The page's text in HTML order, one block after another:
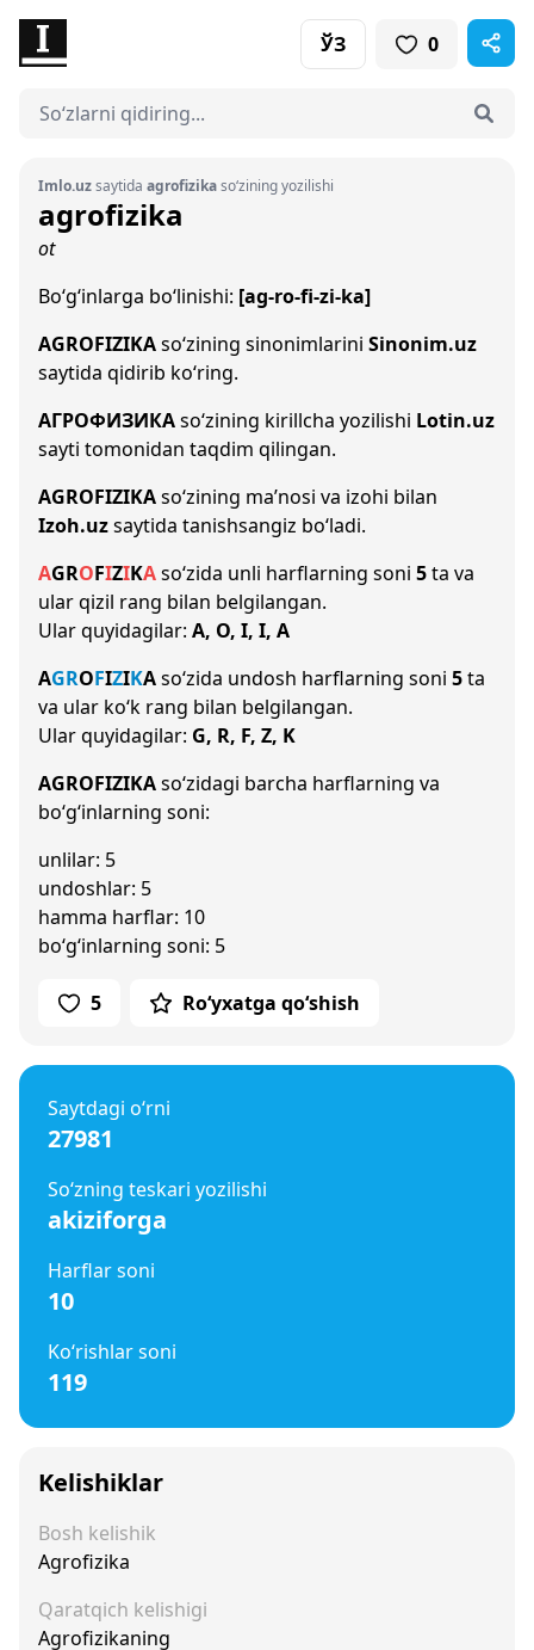
ЎЗ 0
Imlo.uzsaytida agrofizikaso‘zining yozilishi
agrofizika
ot
Bo‘g‘inlarga bo‘linishi: [ag-ro-fi-zi-ka]
AGROFIZIKAso‘zining sinonimlarini Sinonim.uz
saytida qidirib ko‘ring.
АГРОФИЗИКАso‘zining kirillcha yozilishi Lotin.uz
sayti tomonidan taqdim qilingan.
AGROFIZIKAso‘zining ma’nosi va izohi bilan
Izoh.uzsaytida tanishsangiz bo‘ladi.
AGROFIZIKAso‘zida unli harflarning soni 5ta va
ular qizil rang bilan belgilangan.
Ular quyidagilar: A, O, I, I, A
AGROFIZIKAso‘zida undosh harflarning soni 5ta
va ular ko‘k rang bilan belgilangan.
Ular quyidagilar: G, R, F, Z, K
AGROFIZIKAso‘zidagi barcha harflarning va
bo‘g‘inlarning soni:
unlilar: 5
undoshlar: 5
hamma harflar: 10
bo‘g‘inlarning soni: 5
5 Ro‘yxatga qo‘shish
Saytdagi o‘rni
27981
So‘zning teskari yozilishi
akiziforga
Harflar soni
10
Ko‘rishlar soni
119
Kelishiklar
Bosh kelishik
Agrofizika
Qaratqich kelishigi
Agrofizikaning